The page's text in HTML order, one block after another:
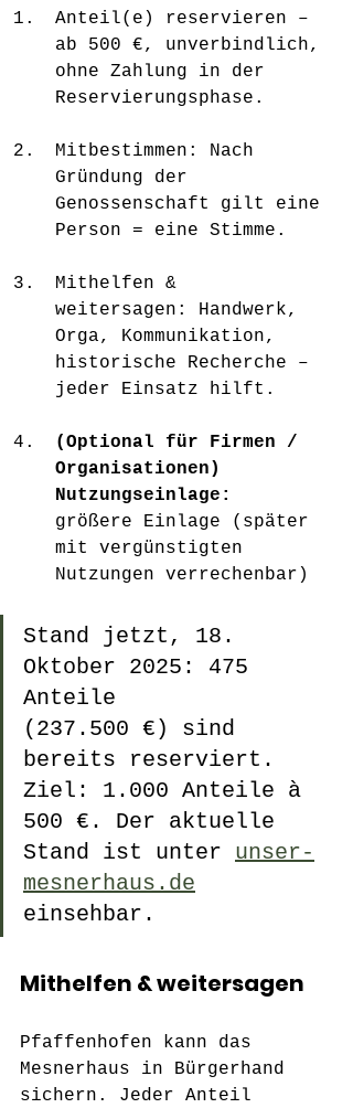
Anteil(e) reservieren –
ab 500 €, unverbindlich,
ohne Zahlung in der
Reservierungsphase.
Mitbestimmen: Nach
Gründung der
Genossenschaft gilt eine
Person = eine Stimme.
Mithelfen &
weitersagen: Handwerk,
Orga, Kommunikation,
historische Recherche –
jeder Einsatz hilft.
(Optional für Firmen /
Organisationen)
Nutzungseinlage:
größere Einlage (später
mit vergünstigten
Nutzungen verrechenbar)
Stand jetzt, 18.
Oktober 2025: 475
Anteile
(237.500 €) sind
bereits reserviert.
Ziel: 1.000 Anteile à
500 €. Der aktuelle
Stand ist unter unser-
mesnerhaus.de
einsehbar.
Mithelfen & weitersagen
Pfaffenhofen kann das
Mesnerhaus in Bürgerhand
sichern. Jeder Anteil